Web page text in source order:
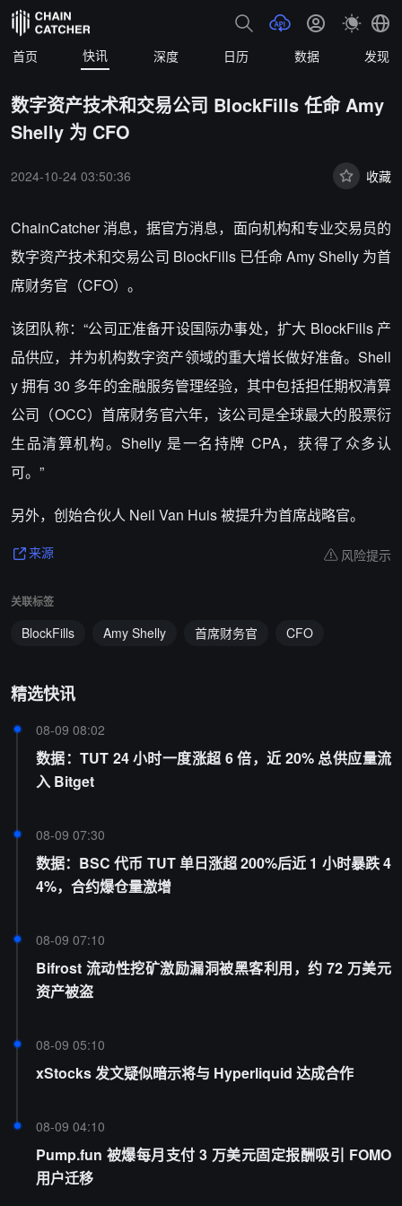
首页 快讯 深度 日历 数据 发现
数字资产技术和交易公司 BlockFills 任命 Amy
Shelly 为 CFO
2024-10-24 03:50:36 收藏
ChainCatcher 消息，据官方消息，面向机构和专业交易员的
数字资产技术和交易公司 BlockFills 已任命 Amy Shelly 为首
席财务官（CFO）。
该团队称：“公司正准备开设国际办事处，扩大 BlockFills 产
品供应，并为机构数字资产领域的重大增长做好准备。Shell
y 拥有 30 多年的金融服务管理经验，其中包括担任期权清算
公司（OCC）首席财务官六年，该公司是全球最大的股票衍
生品清算机构。Shelly 是一名持牌 CPA，获得了众多认
可。”
另外，创始合伙人 Neil Van Huis 被提升为首席战略官。
来源 风险提示
关联标签
BlockFills Amy Shelly 首席财务官 CFO
精选快讯
08-09 08:02
数据：TUT 24 小时一度涨超 6 倍，近 20% 总供应量流
入 Bitget
08-09 07:30
数据：BSC 代币 TUT 单日涨超 200%后近 1 小时暴跌 4
4%，合约爆仓量激增
08-09 07:10
Bifrost 流动性挖矿激励漏洞被黑客利用，约 72 万美元
资产被盗
08-09 05:10
xStocks 发文疑似暗示将与 Hyperliquid 达成合作
08-09 04:10
Pump.fun 被爆每月支付 3 万美元固定报酬吸引 FOMO
用户迁移